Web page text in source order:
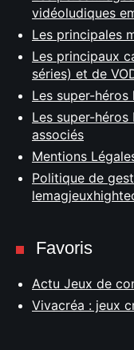
vidéoludiques
Les principales
Les principaux
séries) et de
Les super-
Les super-
associés
Mentions
Politique de
Favoris
Actu Jeux de
Vivacréa : jeux